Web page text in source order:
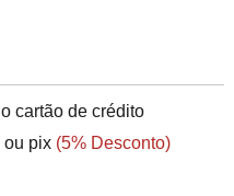
cartão de crédito
ou pix (5% Desconto)